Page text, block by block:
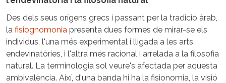
Des dels seus orígens grecs i passant per la tradició àrab,
la fisiognomonia presenta dues formes de mirar-se els
individus, l'una més experimental i lligada a les arts
endevinatòries, i l'altra més racional i arrelada a la filosofia
natural. La terminologia sol veure's afectada per aquesta
ambivalència. Així, d'una banda hi ha la fisionomia, la visió